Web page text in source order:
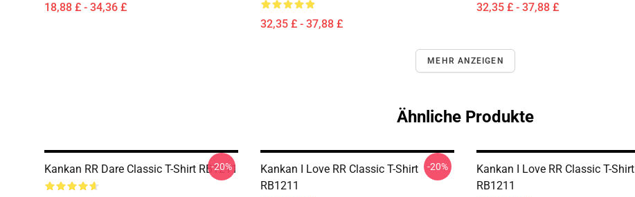
18,88 £ - 34,36 £
32,35 £ - 37,88 £
32,35 £ - 37,88 £
MEHR ANZEIGEN
Ähnliche Produkte
Kankan RR Dare Classic T-Shirt RB1211
-20%
Kankan I Love RR Classic T-Shirt
RB1211
-20%
Kankan I Love RR Classic T-Shirt
RB1211